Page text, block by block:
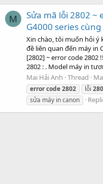
M
Sửa mã lỗi 2802 ~
G4000 series
Xin chào, tôi muốn hỏi ý
đề liên quan đến máy in
[2802] ~ error code
2802 : . Model máy in
Mai Hải Anh Thread
errorcode2802 lỗi
sửa máy in canon